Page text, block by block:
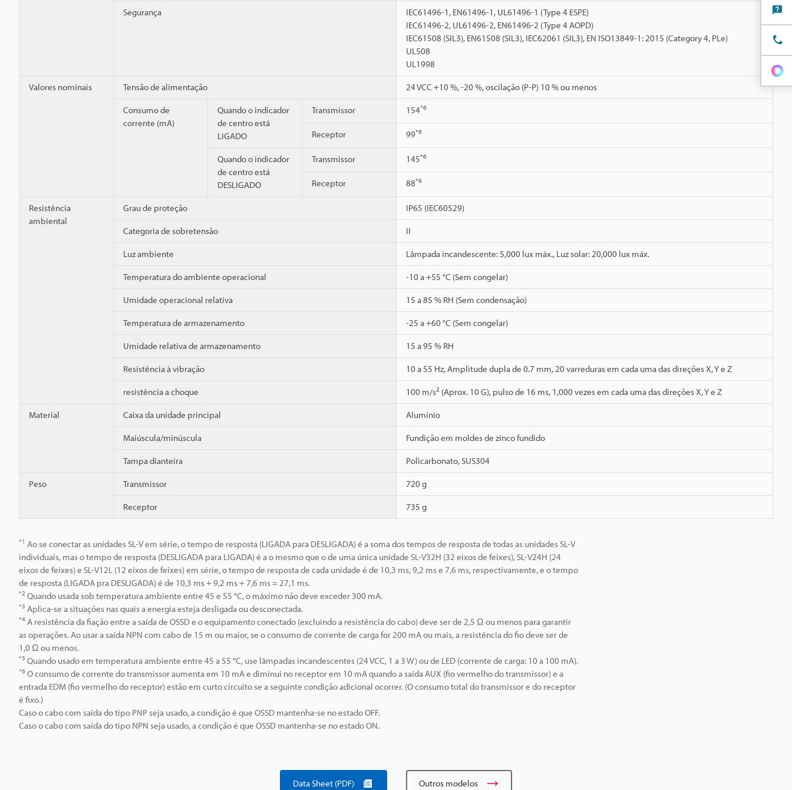
Segurança
IEC61496-1, EN61496-1, UL61496-1 (Type 4 ESPE)
IEC61496-2, UL61496-2, EN61496-2 (Type 4 AOPD)
IEC61508 (SIL3), EN61508 (SIL3), IEC62061 (SIL3), EN ISO13849-1: 2015 (Category 4, PLe)
UL508
UL1998
Valores nominais Tensão de alimentação 24 VCC +10 %, -20 %, oscilação (P-P) 10 % ou menos
Consumo de
corrente (mA)
Quando o indicador
de centro está
LIGADO
Transmissor 154*6
Receptor 99*6
Quando o indicador
de centro está
DESLIGADO
Transmissor 145*6
Receptor 88*6
Resistência
ambiental
Grau de proteção IP65 (IEC60529)
Categoria de sobretensão II
Luz ambiente Lâmpada incandescente: 5,000 lux máx., Luz solar: 20,000 lux máx.
Temperatura do ambiente operacional -10 a +55 °C (Sem congelar)
Umidade operacional relativa 15 a 85 % RH (Sem condensação)
Temperatura de armazenamento -25 a +60 °C (Sem congelar)
Umidade relativa de armazenamento 15 a 95 % RH
Resistência à vibração 10 a 55 Hz, Amplitude dupla de 0.7 mm, 20 varreduras em cada uma das direções X, Y e Z
resistência a choque 100 m/s2 (Aprox. 10 G), pulso de 16 ms, 1,000 vezes em cada uma das direções X, Y e Z
Material Caixa da unidade principal Alumínio
Maiúscula/minúscula Fundição em moldes de zinco fundido
Tampa dianteira Policarbonato, SUS304
Peso Transmissor 720 g
Receptor 735 g
*1 Ao se conectar as unidades SL-V em série, o tempo de resposta (LIGADA para DESLIGADA) é a soma dos tempos de resposta de todas as unidades SL-V
individuais, mas o tempo de resposta (DESLIGADA para LIGADA) é a o mesmo que o de uma única unidade SL-V32H (32 eixos de feixes), SL-V24H (24
eixos de feixes) e SL-V12L (12 eixos de feixes) em série, o tempo de resposta de cada unidade é de 10,3 ms, 9,2 ms e 7,6 ms, respectivamente, e o tempo
de resposta (LIGADA pra DESLIGADA) é de 10,3 ms + 9,2 ms + 7,6 ms = 27,1 ms.
*2 Quando usada sob temperatura ambiente entre 45 e 55 °C, o máximo não deve exceder 300 mA.
*3 Aplica-se a situações nas quais a energia esteja desligada ou desconectada.
*4 A resistência da fiação entre a saída de OSSD e o equipamento conectado (excluindo a resistência do cabo) deve ser de 2,5 Ω ou menos para garantir
as operações. Ao usar a saída NPN com cabo de 15 m ou maior, se o consumo de corrente de carga for 200 mA ou mais, a resistência do fio deve ser de
1,0 Ω ou menos.
*5 Quando usado em temperatura ambiente entre 45 a 55 °C, use lâmpadas incandescentes (24 VCC, 1 a 3 W) ou de LED (corrente de carga: 10 a 100 mA).
*6 O consumo de corrente do transmissor aumenta em 10 mA e diminui no receptor em 10 mA quando a saída AUX (fio vermelho do transmissor) e a
entrada EDM (fio vermelho do receptor) estão em curto circuito se a seguinte condição adicional ocorrer. (O consumo total do transmissor e do receptor
é fixo.)
Caso o cabo com saída do tipo PNP seja usado, a condição é que OSSD mantenha-se no estado OFF.
Caso o cabo com saída do tipo NPN seja usado, a condição é que OSSD mantenha-se no estado ON.
Data Sheet (PDF) Outros modelos